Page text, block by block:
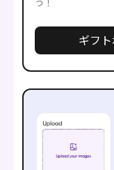
ギフ